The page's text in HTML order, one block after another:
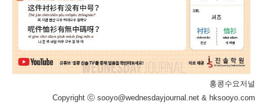
홍콩수요저널
Copyright ⓒ sooyo@wednesdayjournal.net & hksooyo.com